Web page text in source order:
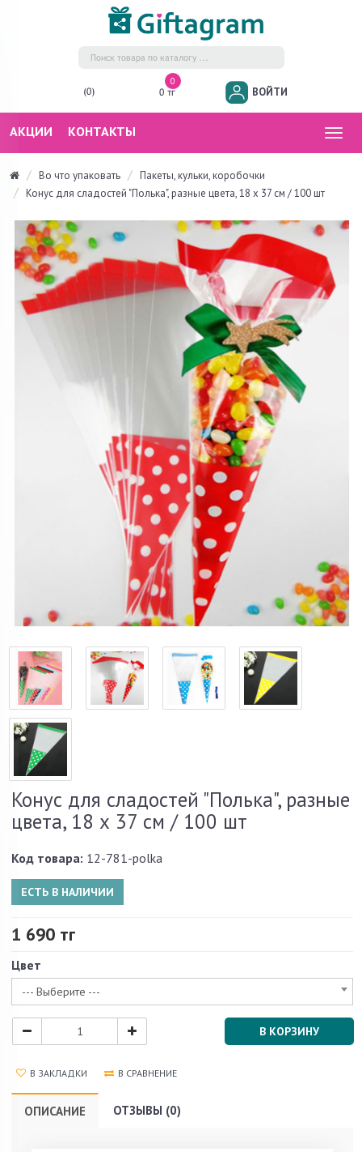
(0)
0
0 тг
ВОЙТИ
АКЦИИ КОНТАКТЫ
Во что упаковать
Пакеты, кульки, коробочки
Конус для сладостей "Полька", разные цвета, 18 х 37 см / 100 шт
Конус для сладостей "Полька", разные
цвета, 18 х 37 см / 100 шт
Код товара: 12-781-polka
ЕСТЬ В НАЛИЧИИ
1 690 тг
Цвет
--- Выберите ---
В КОРЗИНУ
В ЗАКЛАДКИ В СРАВНЕНИЕ
ОПИСАНИЕ ОТЗЫВЫ (0)